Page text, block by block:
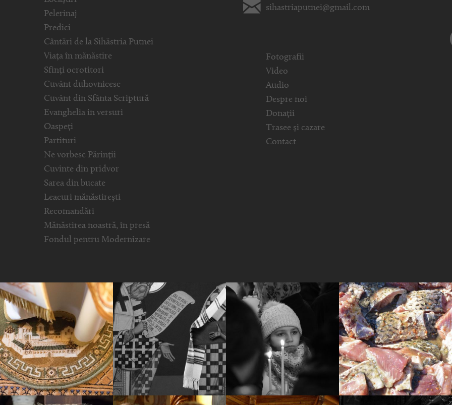
Pelerinaj
Predici
Cântări de la Sihăstria Putnei
Viața în mănăstire
Sfinți ocrotitori
Cuvânt duhovnicesc
Cuvânt din Sfânta Scriptură
Evanghelia in versuri
Oaspeți
Partituri
Ne vorbesc Părinții
Cuvinte din pridvor
Sarea din bucate
Leacuri mănăstirești
Recomandări
Mănăstirea noastră, în presă
Fondul pentru Modernizare
sihastriaputnei@gmail.com
Fotografii
Video
Audio
Despre noi
Donații
Trasee și cazare
Contact